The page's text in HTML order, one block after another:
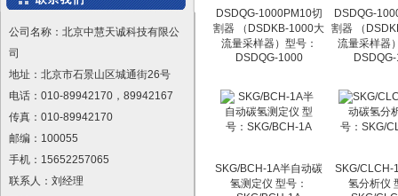
公司名称：北京中慧天诚科技有限公
司
地址：北京市石景山区城通街26号
电话：010-89942170，89942167
传真：010-89942170
邮编：100055
手机：15652257065
联系人：刘经理
DSDQG-1000PM10切
割器 （DSDKB-1000大
流量采样器）型号：
DSDQG-1000
DSDQG-
割器 （
流量采样器
SKG/BCH-1A半自动碳
氢测定仪 型号：
SKG/CLCH-
氢分析仪